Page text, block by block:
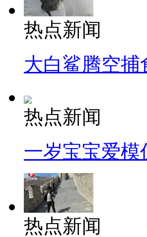
热点新闻
大白鲨腾空捕
热点新闻
一岁宝宝爱模
热点新闻